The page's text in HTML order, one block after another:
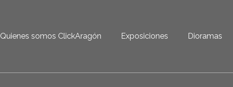
Quienes somos ClickAragón Exposiciones Dioramas